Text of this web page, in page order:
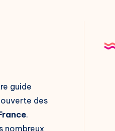
guide
des
.
nombreux